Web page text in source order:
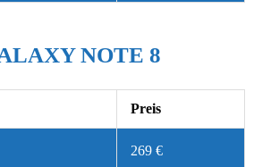
NOTE 8
Preis
269 €